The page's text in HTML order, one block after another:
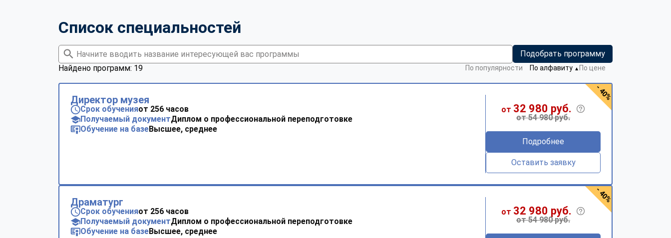
Список специальностей
Подобрать программу
Найдено программ: 19
По популярности По алфавиту ▼ По цене
Директор музея
Срок обученияот 256 часов
Получаемый документДиплом о профессиональной переподготовке
Обучение на базеВысшее, среднее
от 32 980 руб.
от 54 980 руб.
Подробнее
Оставить заявку
- 40%
Драматург
Срок обученияот 256 часов
Получаемый документДиплом о профессиональной переподготовке
Обучение на базеВысшее, среднее
от 32 980 руб.
от 54 980 руб.
- 40%